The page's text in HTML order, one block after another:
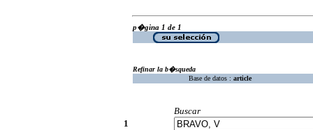
p�gina 1 de 1
Refinar la b�squeda
Base de datos : article
Buscar
1